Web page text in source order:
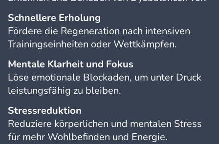
Schnellere Erholung
Fördere die Regeneration nach intensiven
Trainingseinheiten oder Wettkämpfen.
Mentale Klarheit und Fokus
Löse emotionale Blockaden, um unter Druck
leistungsfähig zu bleiben.
Stressreduktion
Reduziere körperlichen und mentalen Stress
für mehr Wohlbefinden und Energie.